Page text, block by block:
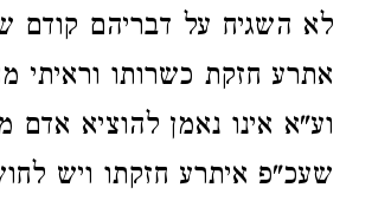
לא השגיח על דבריהם קודם
אתרע חזקת כשרותו וראיתי
וע"א אינו נאמן להוציא
שעכ"פ איתרע חזקתו ויש